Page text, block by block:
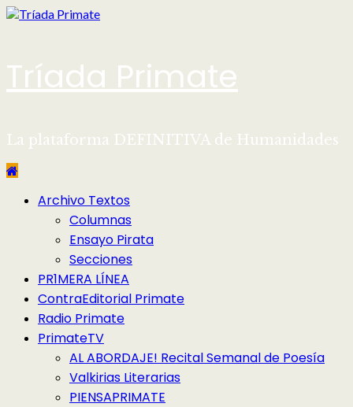
Saltar
Tríada Primate
La plataforma DEFINITIVA de Humanidades
Menú Archivo Textos
Columnas
Ensayo Pirata
Secciones
PR1MERA LÍNEA
ContraEditorial Primate
Radio Primate
PrimateTV
AL ABORDAJE! Recital Semanal de Poesía
Valkirias Literarias
PIENSAPRIMATE